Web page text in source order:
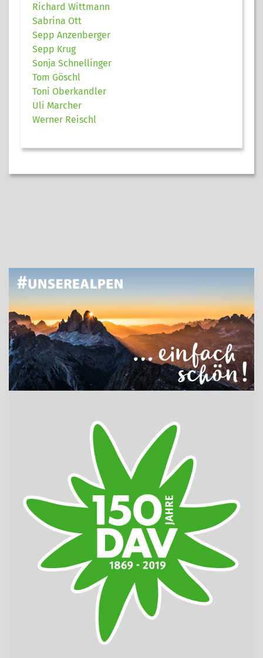
Richard Wittmann
Sabrina Ott
Sepp Anzenberger
Sepp Krug
Sonja Schnellinger
Tom Göschl
Toni Oberkandler
Uli Marcher
Werner Reischl